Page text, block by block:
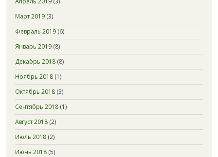
Март 2019(3)
Февраль 2019(6)
Январь 2019(8)
Декабрь 2018(8)
Ноябрь 2018(1)
Октябрь 2018(3)
Сентябрь 2018(1)
Август 2018(2)
Июль 2018(2)
Июнь 2018(5)